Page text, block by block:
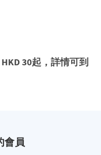
30起，詳情可到
會員